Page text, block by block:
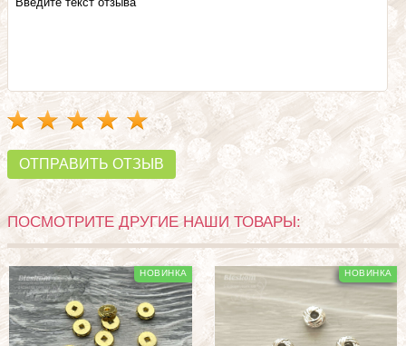
ОТПРАВИТЬ ОТЗЫВ
ПОСМОТРИТЕ ДРУГИЕ НАШИ ТОВАРЫ: